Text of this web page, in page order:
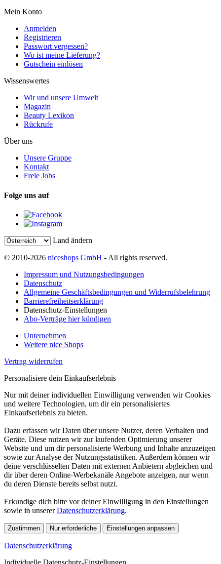
Mein Konto
Anmelden
Registrieren
Passwort vergessen?
Wo ist meine Lieferung?
Gutschein einlösen
Wissenswertes
Wir und unsere Umwelt
Magazin
Beauty Lexikon
Rückrufe
Über uns
Unsere Gruppe
Kontakt
Freie Jobs
Folge uns auf
Land ändern
© 2010-2026 niceshops GmbH - All rights reserved.
Impressum und Nutzungsbedingungen
Datenschutz
Allgemeine Geschäftsbedingungen und Widerrufsbelehrung
Barrierefreiheitserklärung
Datenschutz-Einstellungen
Abo-Verträge hier kündigen
Unternehmen
Weitere nice Shops
Vertrag widerrufen
Personalisiere dein Einkaufserlebnis
Nur mit deiner individuellen Einwilligung verwenden wir Cookies
und weitere Technologien, um dir ein personalisiertes
Einkaufserlebnis zu bieten.
Dazu erfassen wir Daten über unsere Nutzer, deren Verhalten und
Geräte. Diese nutzen wir zur laufenden Optimierung unserer
Website und um dir personalisierte Werbung und Inhalte anzuzeigen
sowie zur Analyse der Nutzungsstatistiken. Außerdem können wir
deine verschlüsselten Daten mit externen Anbietern abgleichen und
dir über deren Online-Werbekanäle Angebote anzeigen, nur wenn
du deren Dienste bereits selbst nutzt.
Erkundige dich bitte vor deiner Einwilligung in den Einstellungen
sowie in unsererDatenschutzerklärung.
Zustimmen Nur erforderliche Einstellungen anpassen
Datenschutzerklärung
Individuelle Datenschutz-Einstellungen